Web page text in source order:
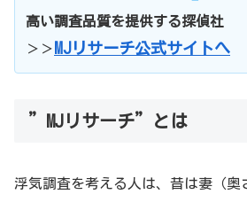
高い調査品質を提供する探偵社
＞＞ MJリサーチ公式サイトへ
”MJリサーチ”とは
浮気調査を考える人は、昔は妻（奥